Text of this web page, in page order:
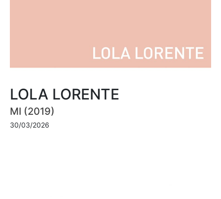
LOLA LORENTE
MI (2019)
30/03/2026